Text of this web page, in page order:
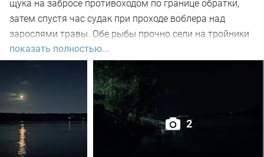
щука на забросе противоходом по границе обратки,
затем спустя час судак при проходе воблера над
зарослями травы. Обе рыбы прочно сели на тройники
и при чистке оказались с пустыми желудками. Ждем
дальнейших поклёвок.
показать полностью...
2